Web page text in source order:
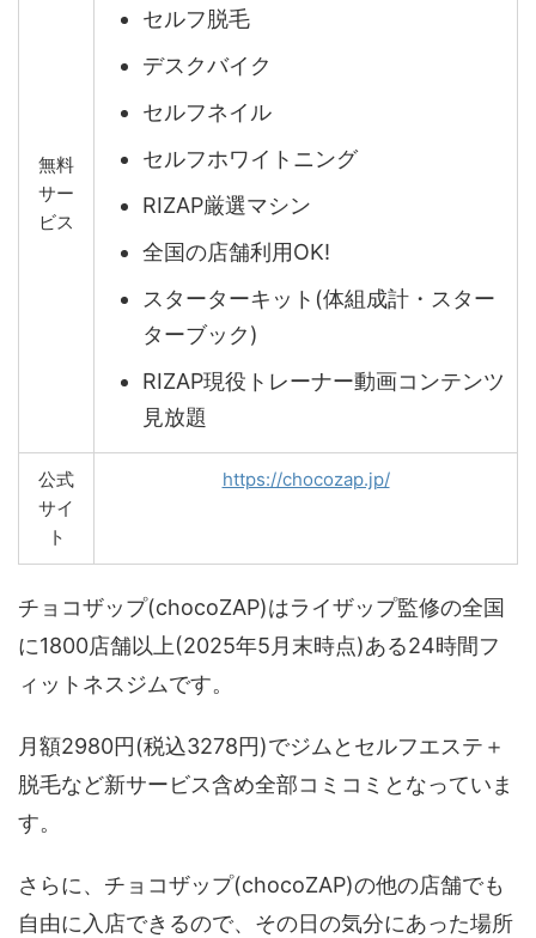
無料
サー
ビス
セルフ脱毛
デスクバイク
セルフネイル
セルフホワイトニング
RIZAP厳選マシン
全国の店舗利用OK!
スターターキット(体組成計・スター
ターブック)
RIZAP現役トレーナー動画コンテンツ
見放題
公式
サイ
ト
https://chocozap.jp/
チョコザップ(chocoZAP)はライザップ監修の全国
に1800店舗以上(2025年5月末時点)ある24時間フ
ィットネスジムです。
月額2980円(税込3278円)でジムとセルフエステ＋
脱毛など新サービス含め全部コミコミとなっていま
す。
さらに、チョコザップ(chocoZAP)の他の店舗でも
自由に入店できるので、その日の気分にあった場所